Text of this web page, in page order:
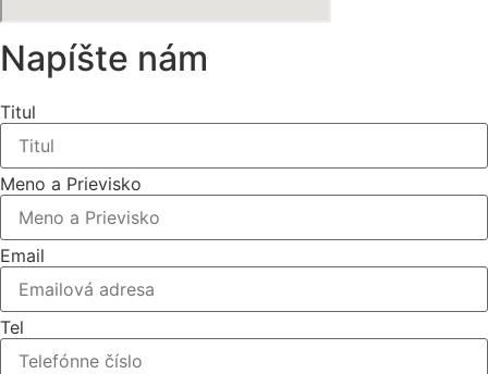
Napíšte nám
Titul
Meno a Prievisko
Email
Tel